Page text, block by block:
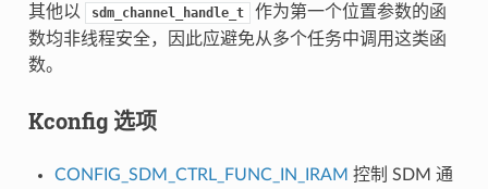
其他以 sdm_channel_handle_t
作为第一个位置参数的函
数均非线程安全，因此应避免从多个任务中调用这类函
数。
Kconfig 选项
CONFIG_SDM_CTRL_FUNC_IN_IRAM 控制 SDM 通